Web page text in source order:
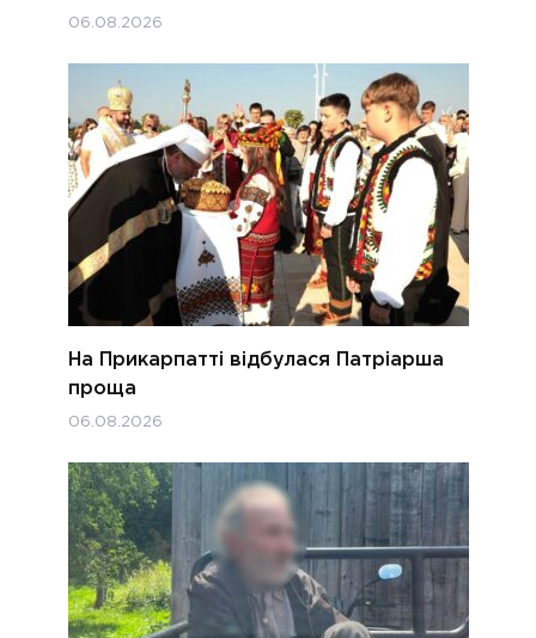
06.08.2026
На Прикарпатті відбулася Патріарша
проща
06.08.2026